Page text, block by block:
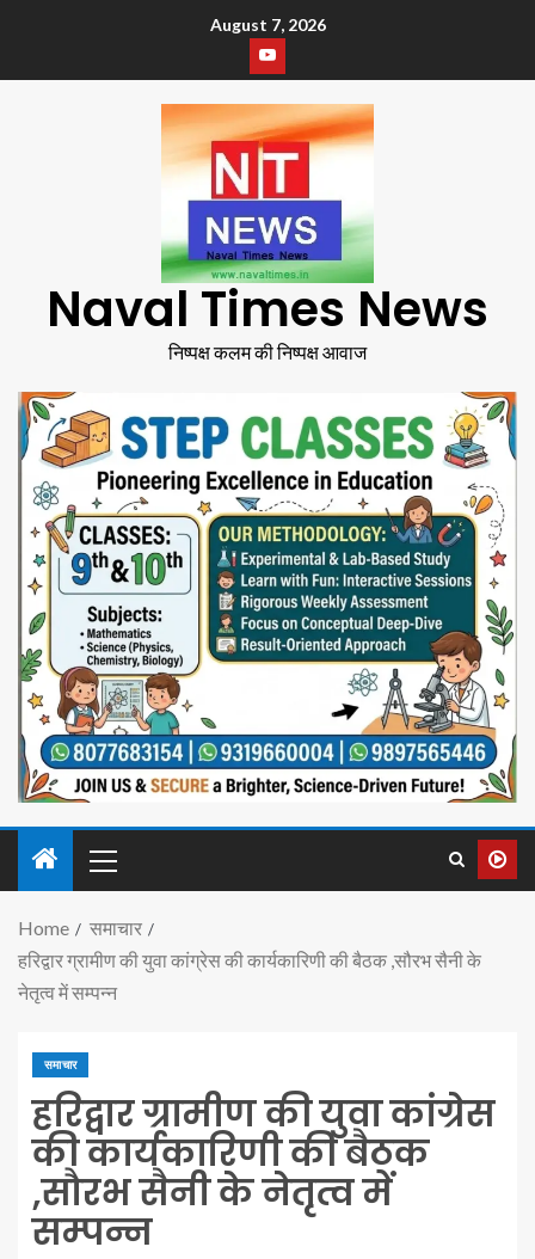
August 7, 2026
Naval Times News
निष्पक्ष कलम की निष्पक्ष आवाज
Home
समाचार
हरिद्वार ग्रामीण की युवा कांग्रेस की कार्यकारिणी की बैठक ,सौरभ सैनी के
नेतृत्व में सम्पन्न
समाचार
हरिद्वार ग्रामीण की युवा कांग्रेस
की कार्यकारिणी की बैठक
,सौरभ सैनी के नेतृत्व में
सम्पन्न